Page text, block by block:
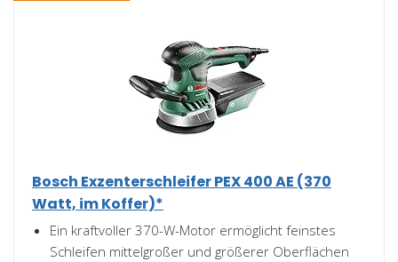
Bosch Exzenterschleifer PEX 400 AE (370
Watt, im Koffer)*
Ein kraftvoller 370-W-Motor ermöglicht feinstes
Schleifen mittelgroßer und größerer Oberflächen